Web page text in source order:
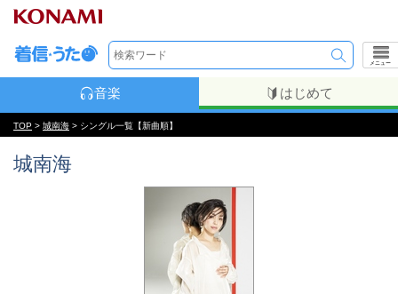
メニュー
音楽 はじめて
TOP > 城南海 > シングル一覧【新曲順】
城南海